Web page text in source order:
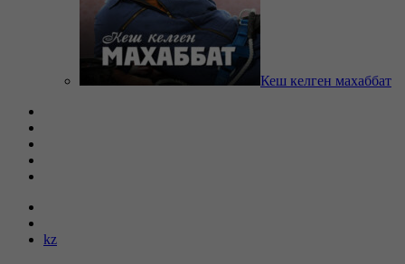
Кеш келген махаббат
kz